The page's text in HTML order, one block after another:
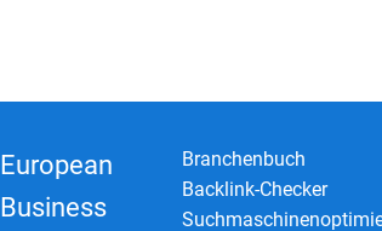
European
Business
Branchenbuch
Backlink-Checker